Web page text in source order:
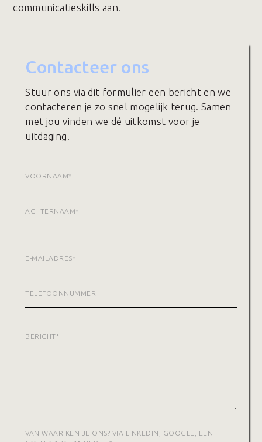
communicatieskills aan.
Contacteer ons
Stuur ons via dit formulier een bericht en we
contacteren je zo snel mogelijk terug. Samen
met jou vinden we dé uitkomst voor je
uitdaging.